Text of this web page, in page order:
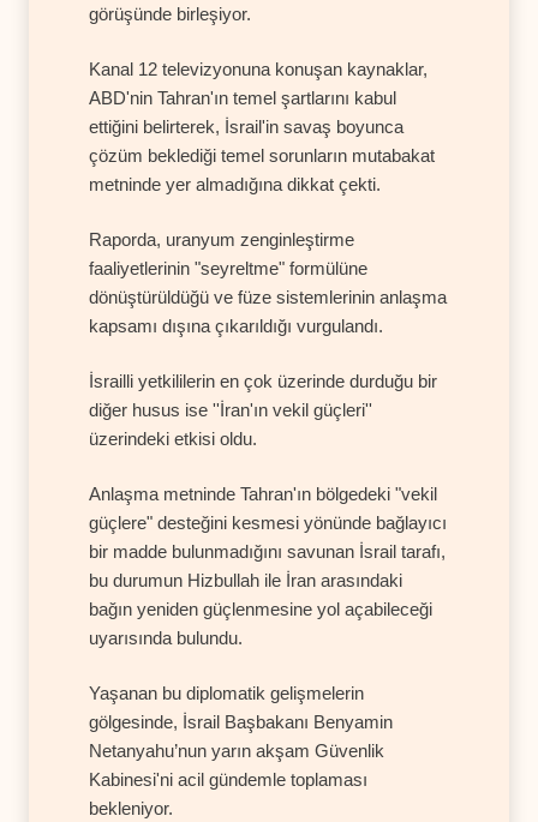
görüşünde birleşiyor.
Kanal 12 televizyonuna konuşan kaynaklar,
ABD'nin Tahran'ın temel şartlarını kabul
ettiğini belirterek, İsrail'in savaş boyunca
çözüm beklediği temel sorunların mutabakat
metninde yer almadığına dikkat çekti.
Raporda, uranyum zenginleştirme
faaliyetlerinin "seyreltme" formülüne
dönüştürüldüğü ve füze sistemlerinin anlaşma
kapsamı dışına çıkarıldığı vurgulandı.
İsrailli yetkililerin en çok üzerinde durduğu bir
diğer husus ise ''İran'ın vekil güçleri''
üzerindeki etkisi oldu.
Anlaşma metninde Tahran'ın bölgedeki "vekil
güçlere" desteğini kesmesi yönünde bağlayıcı
bir madde bulunmadığını savunan İsrail tarafı,
bu durumun Hizbullah ile İran arasındaki
bağın yeniden güçlenmesine yol açabileceği
uyarısında bulundu.
Yaşanan bu diplomatik gelişmelerin
gölgesinde, İsrail Başbakanı Benyamin
Netanyahu’nun yarın akşam Güvenlik
Kabinesi'ni acil gündemle toplaması
bekleniyor.